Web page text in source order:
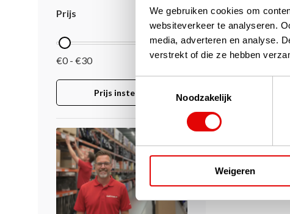
We gebruiken cookies om
websiteverkeer te analyseren.
media, adverteren en analyse.
verstrekt of die ze hebben
Toestemmingsselectie
Noodzakelijk
Weigeren
Prijs
€0 - €30
Prijs instellen
het zwart is
Deze
bandje aan de
€30,00
€25,95